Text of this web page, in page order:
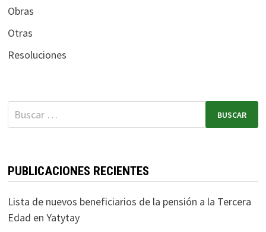
Obras
Otras
Resoluciones
PUBLICACIONES RECIENTES
Lista de nuevos beneficiarios de la pensión a la Tercera
Edad en Yatytay